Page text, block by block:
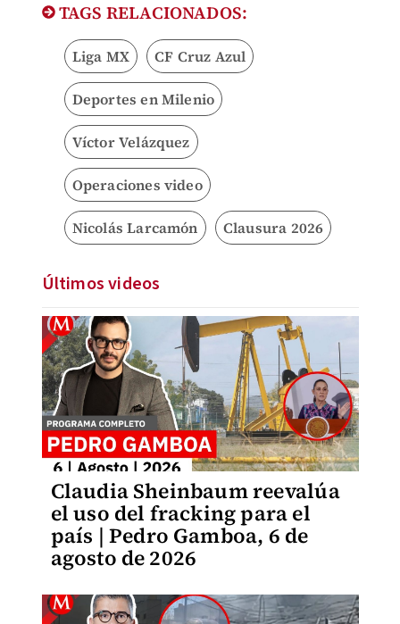
TAGS RELACIONADOS:
Liga MX CF Cruz Azul
Deportes en Milenio
Víctor Velázquez
Operaciones video
Nicolás Larcamón Clausura 2026
Últimos videos
Claudia Sheinbaum reevalúa
el uso del fracking para el
país | Pedro Gamboa, 6 de
agosto de 2026